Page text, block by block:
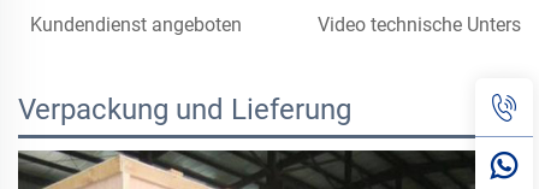
Kundendienst angeboten
Video technische
Verpackung und Lieferung